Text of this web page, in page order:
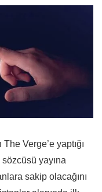
Verge’e yaptığı
yayına
sakip olacağını